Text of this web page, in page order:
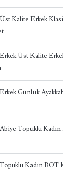
Kalite Erkek
Üst Kalite
Günlük
Topuklu
Kadın BOT